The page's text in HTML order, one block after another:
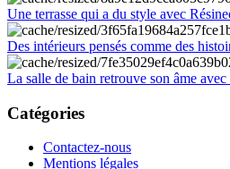
Une terrasse qui a du style avec
Des intérieurs pensés comme des
La salle de bain retrouve son âme
Catégories
Contactez-nous
Mentions légales